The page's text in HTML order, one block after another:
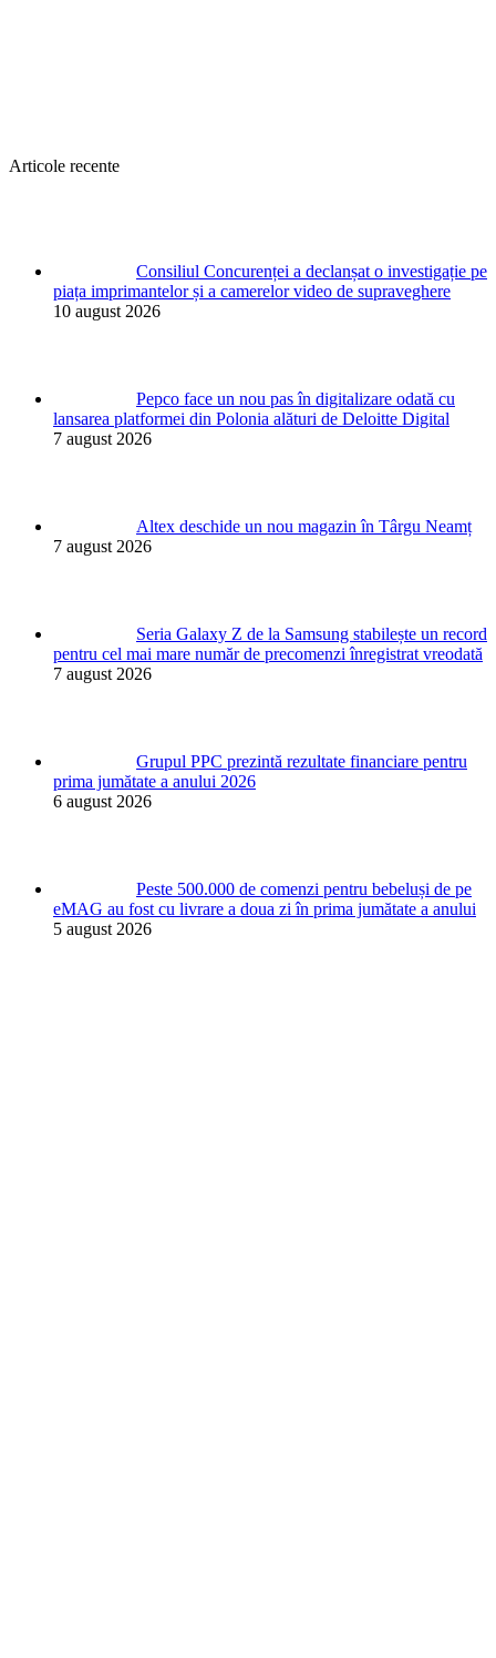
Articole recente
Consiliul Concurenței a declanșat o investigație pe
piața imprimantelor și a camerelor video de supraveghere
10 august 2026
Pepco face un nou pas în digitalizare odată cu
lansarea platformei din Polonia alături de Deloitte Digital
7 august 2026
Altex deschide un nou magazin în Târgu Neamț
7 august 2026
Seria Galaxy Z de la Samsung stabilește un record
pentru cel mai mare număr de precomenzi înregistrat vreodată
7 august 2026
Grupul PPC prezintă rezultate financiare pentru
prima jumătate a anului 2026
6 august 2026
Peste 500.000 de comenzi pentru bebeluși de pe
eMAG au fost cu livrare a doua zi în prima jumătate a anului
5 august 2026